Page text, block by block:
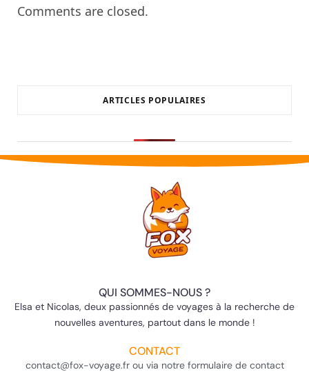
Comments are closed.
ARTICLES POPULAIRES
QUI SOMMES-NOUS ?
Elsa et Nicolas, deux passionnés de voyages à la recherche de
nouvelles aventures, partout dans le monde !
CONTACT
contact@fox-voyage.fr ou via notre formulaire de contact